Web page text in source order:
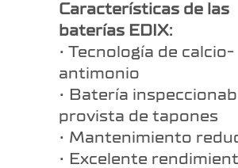
Características de las
baterías EDIX:
• Tecnología de calcio-
antimonio
• Batería
provista de tapones
• Mantenimiento
• Excelente